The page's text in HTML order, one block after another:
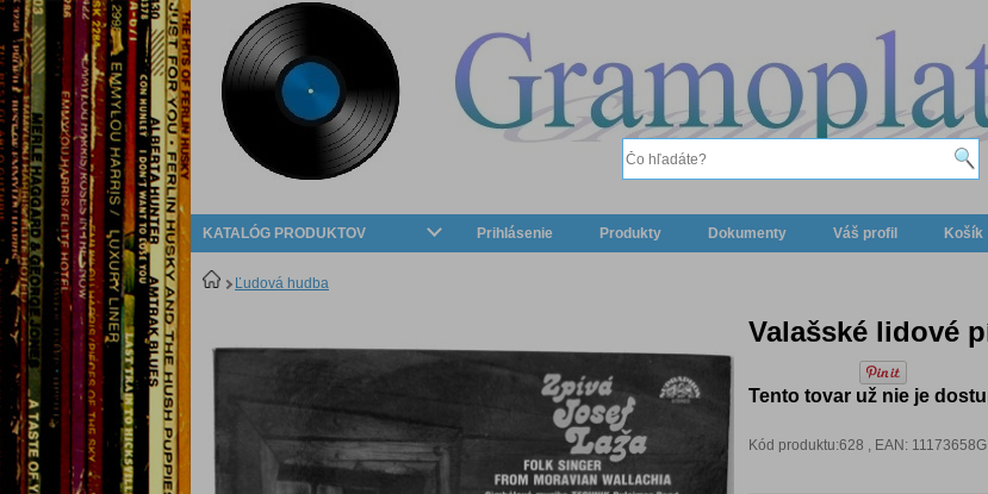
KATALÓG PRODUKTOV Prihlásenie Produkty Dokumenty Váš profil Košík
Ľudová hudba
Valašské lidové
Tento tovar už nie je
Kód produktu:628 , EAN: